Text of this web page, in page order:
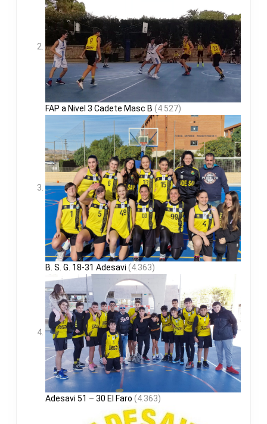
FAP a Nivel 3 Cadete Masc B (4.527)
B. S. G. 18-31 Adesavi (4.363)
Adesavi 51 – 30 El Faro (4.363)